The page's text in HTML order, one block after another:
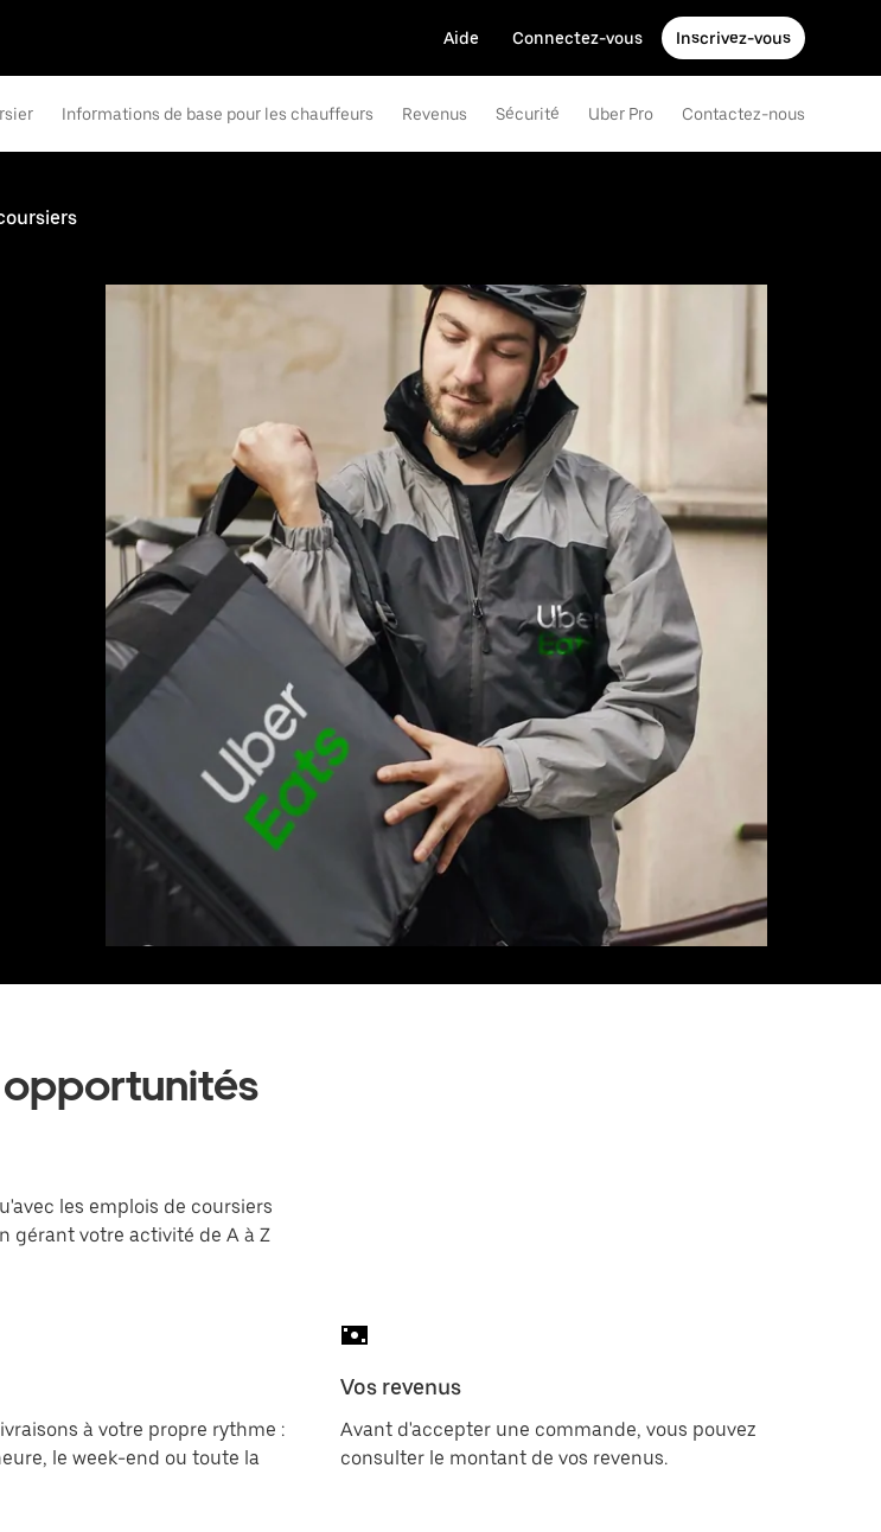
Aide Connectez-vous Inscrivez-vous
Informations de base pour les chauffeurs Revenus Sécurité Uber Pro Contactez-nous
opportunités
les emplois de coursiers
gérant votre activité de A à Z
à votre propre rythme :
le week-end ou toute la
Vos revenus
Avant d'accepter une commande, vous pouvez
consulter le montant de vos revenus.